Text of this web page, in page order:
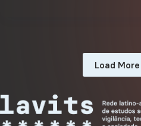
Load More